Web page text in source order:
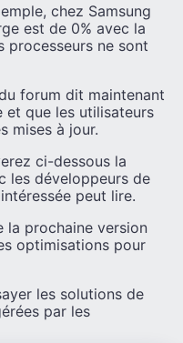
chez Samsung
est de 0% avec la
processeurs ne sont
forum dit maintenant
et que les utilisateurs
mises à jour.
ci-dessous la
les développeurs de
peut lire.
la prochaine version
optimisations pour
les solutions de
par les